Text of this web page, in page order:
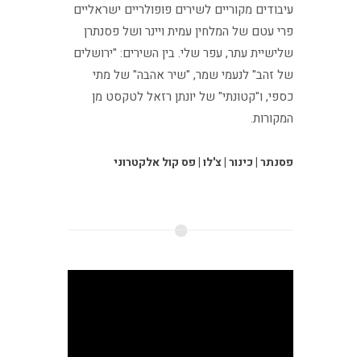
עיבודים מקוריים לשירים פופולריים ישראליים
פרי עטם של המלחין עמית ויינר ושל פסנתרן
שלישיית עתר, עפר שלי. בין השירים: "ירושלים
של זהב" לנעמי שמר, "שיר אהבה" של מתי
כספי, ו"קטונתי" של יונתן רזאל לטקסט מן
המקורות.
פסנתר | כינור | צ'לו | פס קול אלקטרוני